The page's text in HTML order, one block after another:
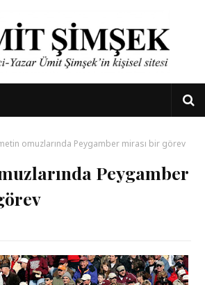
omuzlarında Peygamber mirası bir görev
Peygamber